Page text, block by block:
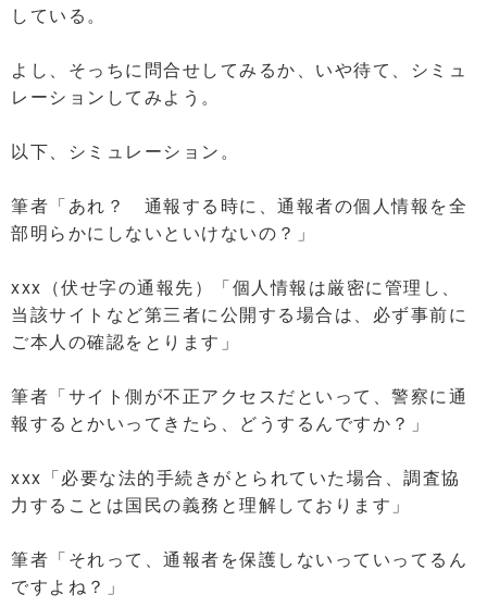
している。
よし、そっちに問合せしてみるか、いや待て、シミュ
レーションしてみよう。
以下、シミュレーション。
筆者「あれ？ 通報する時に、通報者の個人情報を全
部明らかにしないといけないの？」
xxx（伏せ字の通報先）「個人情報は厳密に管理し、
当該サイトなど第三者に公開する場合は、必ず事前に
ご本人の確認をとります」
筆者「サイト側が不正アクセスだといって、警察に通
報するとかいってきたら、どうするんですか？」
xxx「必要な法的手続きがとられていた場合、調査協
力することは国民の義務と理解しております」
筆者「それって、通報者を保護しないっていってるん
ですよね？」